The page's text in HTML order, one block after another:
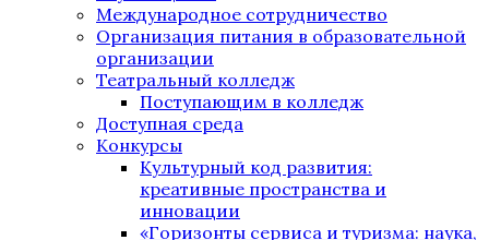
Международное сотрудничество
Организация питания в образовательной
организации
Театральный колледж
Поступающим в колледж
Доступная среда
Конкурсы
Культурный код развития:
креативные пространства и
инновации
«Горизонты сервиса и туризма: наука,